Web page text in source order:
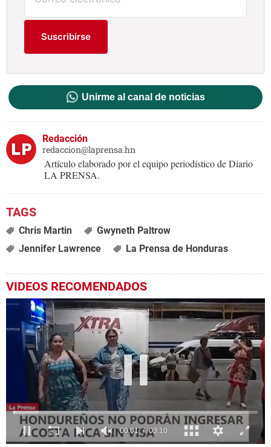
Suscribirse
Unirme al canal de noticias
Redacción
redaccion@laprensa.hn
Artículo elaborado por el equipo periodístico de Diario
LA PRENSA.
Chris Martin
Gwyneth Paltrow
Jennifer Lawrence
La Prensa de Honduras
VIDEOS RECOMENDADOS